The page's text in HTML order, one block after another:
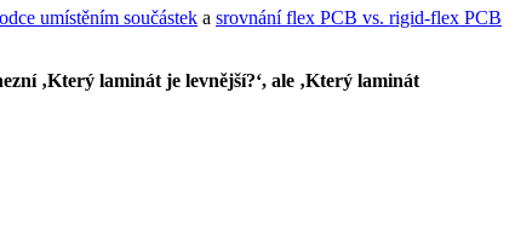
umístěním součástek a srovnání flex PCB vs. rigid-flex PCB
‚Který laminát je levnější?‘, ale ‚Který laminát